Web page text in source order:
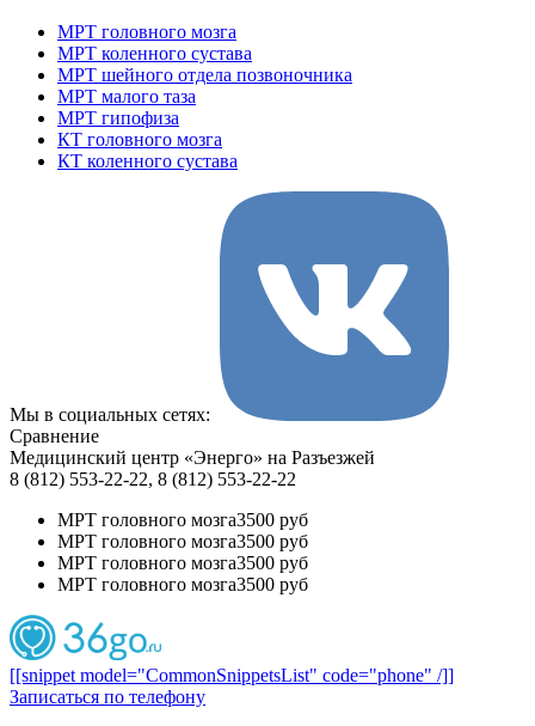
МРТ головного мозга
МРТ коленного сустава
МРТ шейного отдела позвоночника
МРТ малого таза
МРТ гипофиза
КТ головного мозга
КТ коленного сустава
Мы в социальных сетях:
Сравнение
Медицинский центр «Энерго» на Разъезжей
8 (812) 553-22-22, 8 (812) 553-22-22
МРТ головного мозга3500 руб
МРТ головного мозга3500 руб
МРТ головного мозга3500 руб
МРТ головного мозга3500 руб
[[snippet model="CommonSnippetsList" code="phone" /]]
Записаться по телефону